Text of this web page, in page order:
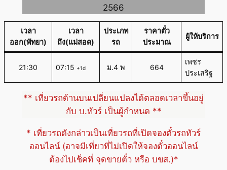
2566
เวลา
ออก(พัทยา)
เวลา
ถึง(แม่สอด)
ประเภท
รถ
ราคาตั๋ว
ประมาณ
ผู้ให้บริการ
21:30 07:15 +1d ม.4 พ 664
เพชร
ประเสริฐ
** เที่ยวรถด้านบนเปลี่ยนแปลงได้ตลอดเวลาขึ้นอยู่
กับ บ.ทัวร์ เป็นผู้กำหนด **
* เที่ยวรถดังกล่าวเป็นเที่ยวรถที่เปิดจองตั๋วรถทัวร์
ออนไลน์ (อาจมีเที่ยวที่ไม่เปิดให้จองตั๋วออนไลน์
ต้องไปเช็คที่ จุดขายตั๋ว หรือ บขส.)*